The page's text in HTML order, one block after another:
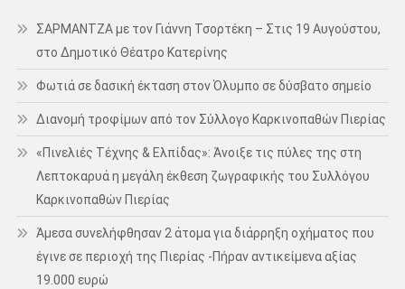
ΣΑΡΜΑΝΤΖΑ με τον Γιάννη Τσορτέκη – Στις 19 Αυγούστου,
στο Δημοτικό Θέατρο Κατερίνης
Φωτιά σε δασική έκταση στον Όλυμπο σε δύσβατο σημείο
Διανομή τροφίμων από τον Σύλλογο Καρκινοπαθών Πιερίας
«Πινελιές Τέχνης & Ελπίδας»: Άνοιξε τις πύλες της στη
Λεπτοκαρυά η μεγάλη έκθεση ζωγραφικής του Συλλόγου
Καρκινοπαθών Πιερίας
Άμεσα συνελήφθησαν 2 άτομα για διάρρηξη οχήματος που
έγινε σε περιοχή της Πιερίας -Πήραν αντικείμενα αξίας
19.000 ευρώ